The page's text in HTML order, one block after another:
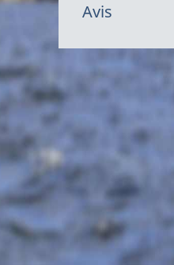
Avis